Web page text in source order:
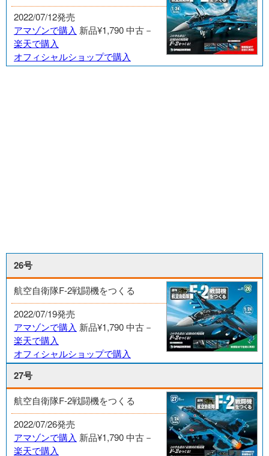
2022/07/12発売
アマゾンで購入 新品¥1,790中古－
楽天で購入
オフィシャルショップで購入
26号
航空自衛隊F-2戦闘機をつくる
2022/07/19発売
アマゾンで購入 新品¥1,790中古－
楽天で購入
オフィシャルショップで購入
27号
航空自衛隊F-2戦闘機をつくる
2022/07/26発売
アマゾンで購入 新品¥1,790中古－
楽天で購入